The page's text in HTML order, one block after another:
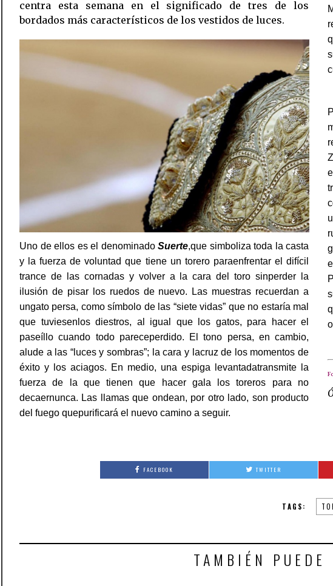
centra esta semana en el significado de tres de los
bordados más característicos de los vestidos de luces.
Uno de ellos es el denominado Suerte,que simboliza toda la casta
y la fuerza de voluntad que tiene un torero paraenfrentar el difícil
trance de las cornadas y volver a la cara del toro sinperder la
ilusión de pisar los ruedos de nuevo. Las muestras recuerdan a
ungato persa, como símbolo de las “siete vidas” que no estaría mal
que tuviesenlos diestros, al igual que los gatos, para hacer el
paseíllo cuando todo pareceperdido. El tono persa, en cambio,
alude a las “luces y sombras”; la cara y lacruz de los momentos de
éxito y los aciagos. En medio, una espiga levantadatransmite la
fuerza de la que tienen que hacer gala los toreros para no
decaernunca. Las llamas que ondean, por otro lado, son producto
del fuego quepurificará el nuevo camino a seguir.
FACEBOOK TWITTER
TAGS:
TAMBIÉN PUEDE